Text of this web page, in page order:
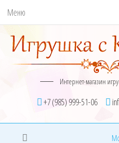
Меню
Интернет-магазин
+7 (985) 999-51-06